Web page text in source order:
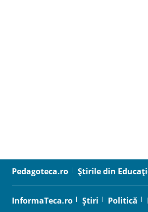
Pedagoteca.ro Știrile din
InformaTeca.ro Știri Politică